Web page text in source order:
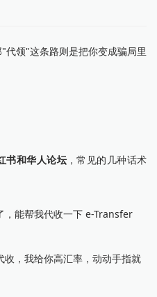
代领"这条路则是把你变成骗局里
书和华人论坛，常见的几种话术
，能帮我代收一下 e-Transfer
，我给你高汇率，动动手指就